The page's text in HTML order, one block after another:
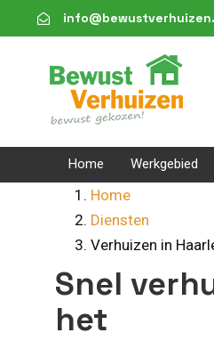
links
to
content
Home Werkgebied
Home
Diensten
Verhuizen in
Snel
het